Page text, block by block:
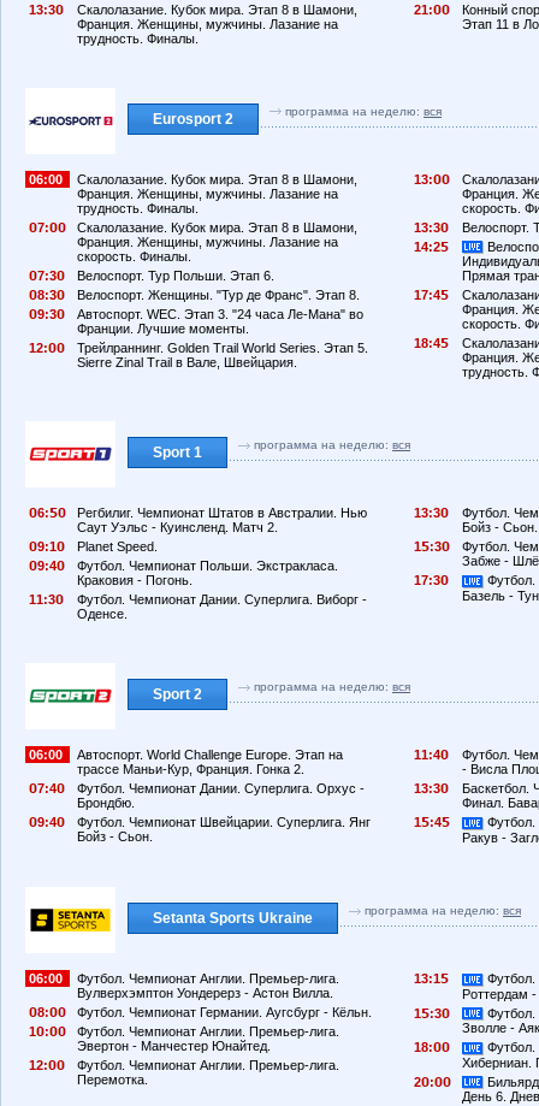
13:3
Скалолазание. Кубок мира. Этап 8 в Шамони,
Франция. Женщины, мужчины. Лазание на
трудность. Финалы.
21:
Конный
Этап 11 в
Eurosport 2 программа на неделю: вся
06:00
Скалолазание. Кубок мира. Этап 8 в Шамони,
Франция. Женщины, мужчины. Лазание на
трудность. Финалы.
7:
Скалолазание. Кубок мира. Этап 8 в Шамони,
Франция. Женщины, мужчины. Лазание на
скорость. Финалы.
7:3
Велоспорт. Тур Польши. Этап 6.
8:3
Велоспорт. Женщины. "Тур де Франс". Этап 8.
9:3
Автоспорт. WEC. Этап 3. "24 часа Ле-Мана" во
Франции. Лучшие моменты.
12:
Трейлраннинг. Golden Trail World Series. Этап 5.
Sierre Zinal Trail в Вале, Швейцария.
13:
Франция.
скорость.
13:3
Велоспорт.
14:2
Прямая
17:4
Франция.
скорость.
18:4
Франция.
трудность.
Sport 1 программа на неделю: вся
6:
Регбилиг. Чемпионат Штатов в Австралии. Нью
Саут Уэльс - Куинсленд. Матч 2.
9:1
Planet Speed.
9:4
Футбол. Чемпионат Польши. Экстракласа.
Краковия - Погонь.
11:3
Футбол. Чемпионат Дании. Суперлига. Виборг -
Оденсе.
13:3
Футбол.
Бойз - Сьон.
1
:3
Футбол.
Забже -
17:3
Футбол.
Базель -
Sport 2 программа на неделю: вся
06:00
Автоспорт. World Challenge Europe. Этап на
трассе Маньи-Кур, Франция. Гонка 2.
7:4
Футбол. Чемпионат Дании. Суперлига. Орхус -
Брондбю.
9:4
Футбол. Чемпионат Швейцарии. Суперлига. Янг
Бойз - Сьон.
11:4
Футбол.
- Висла
13:3
Баскетбол.
Финал.
1
:4
Футбол.
Ракув -
Setanta Sports Ukraine программа на неделю: вся
06:00
Футбол. Чемпионат Англии. Премьер-лига.
Вулверхэмптон Уондерерз - Астон Вилла.
8:
Футбол. Чемпионат Германии. Аугсбург - Кёльн.
1
:
Футбол. Чемпионат Англии. Премьер-лига.
Эвертон - Манчестер Юнайтед.
12:
Футбол. Чемпионат Англии. Премьер-лига.
Перемотка.
13:1
Футбол.
Роттердам
1
:3
Зволле -
18:
Футбол.
Хиберниан.
2
:
День 6.